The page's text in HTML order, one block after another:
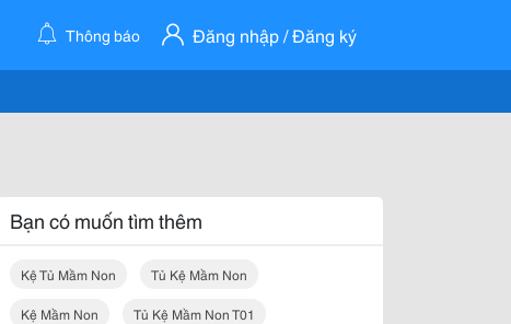
Thông báo Đăng nhập / Đăng ký
Bạn có muốn tìm thêm
Kệ Tủ Mầm Non Tủ Kệ Mầm Non
Kệ Mầm Non Tủ Kệ Mầm Non T01